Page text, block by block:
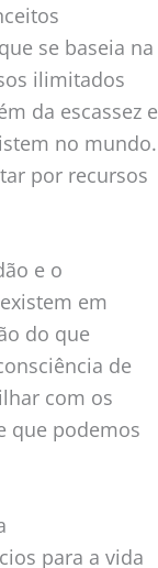
se baseia na
ilimitados
da escassez e
no mundo.
por recursos
e o
em
do que
de
com os
que podemos
para a vida